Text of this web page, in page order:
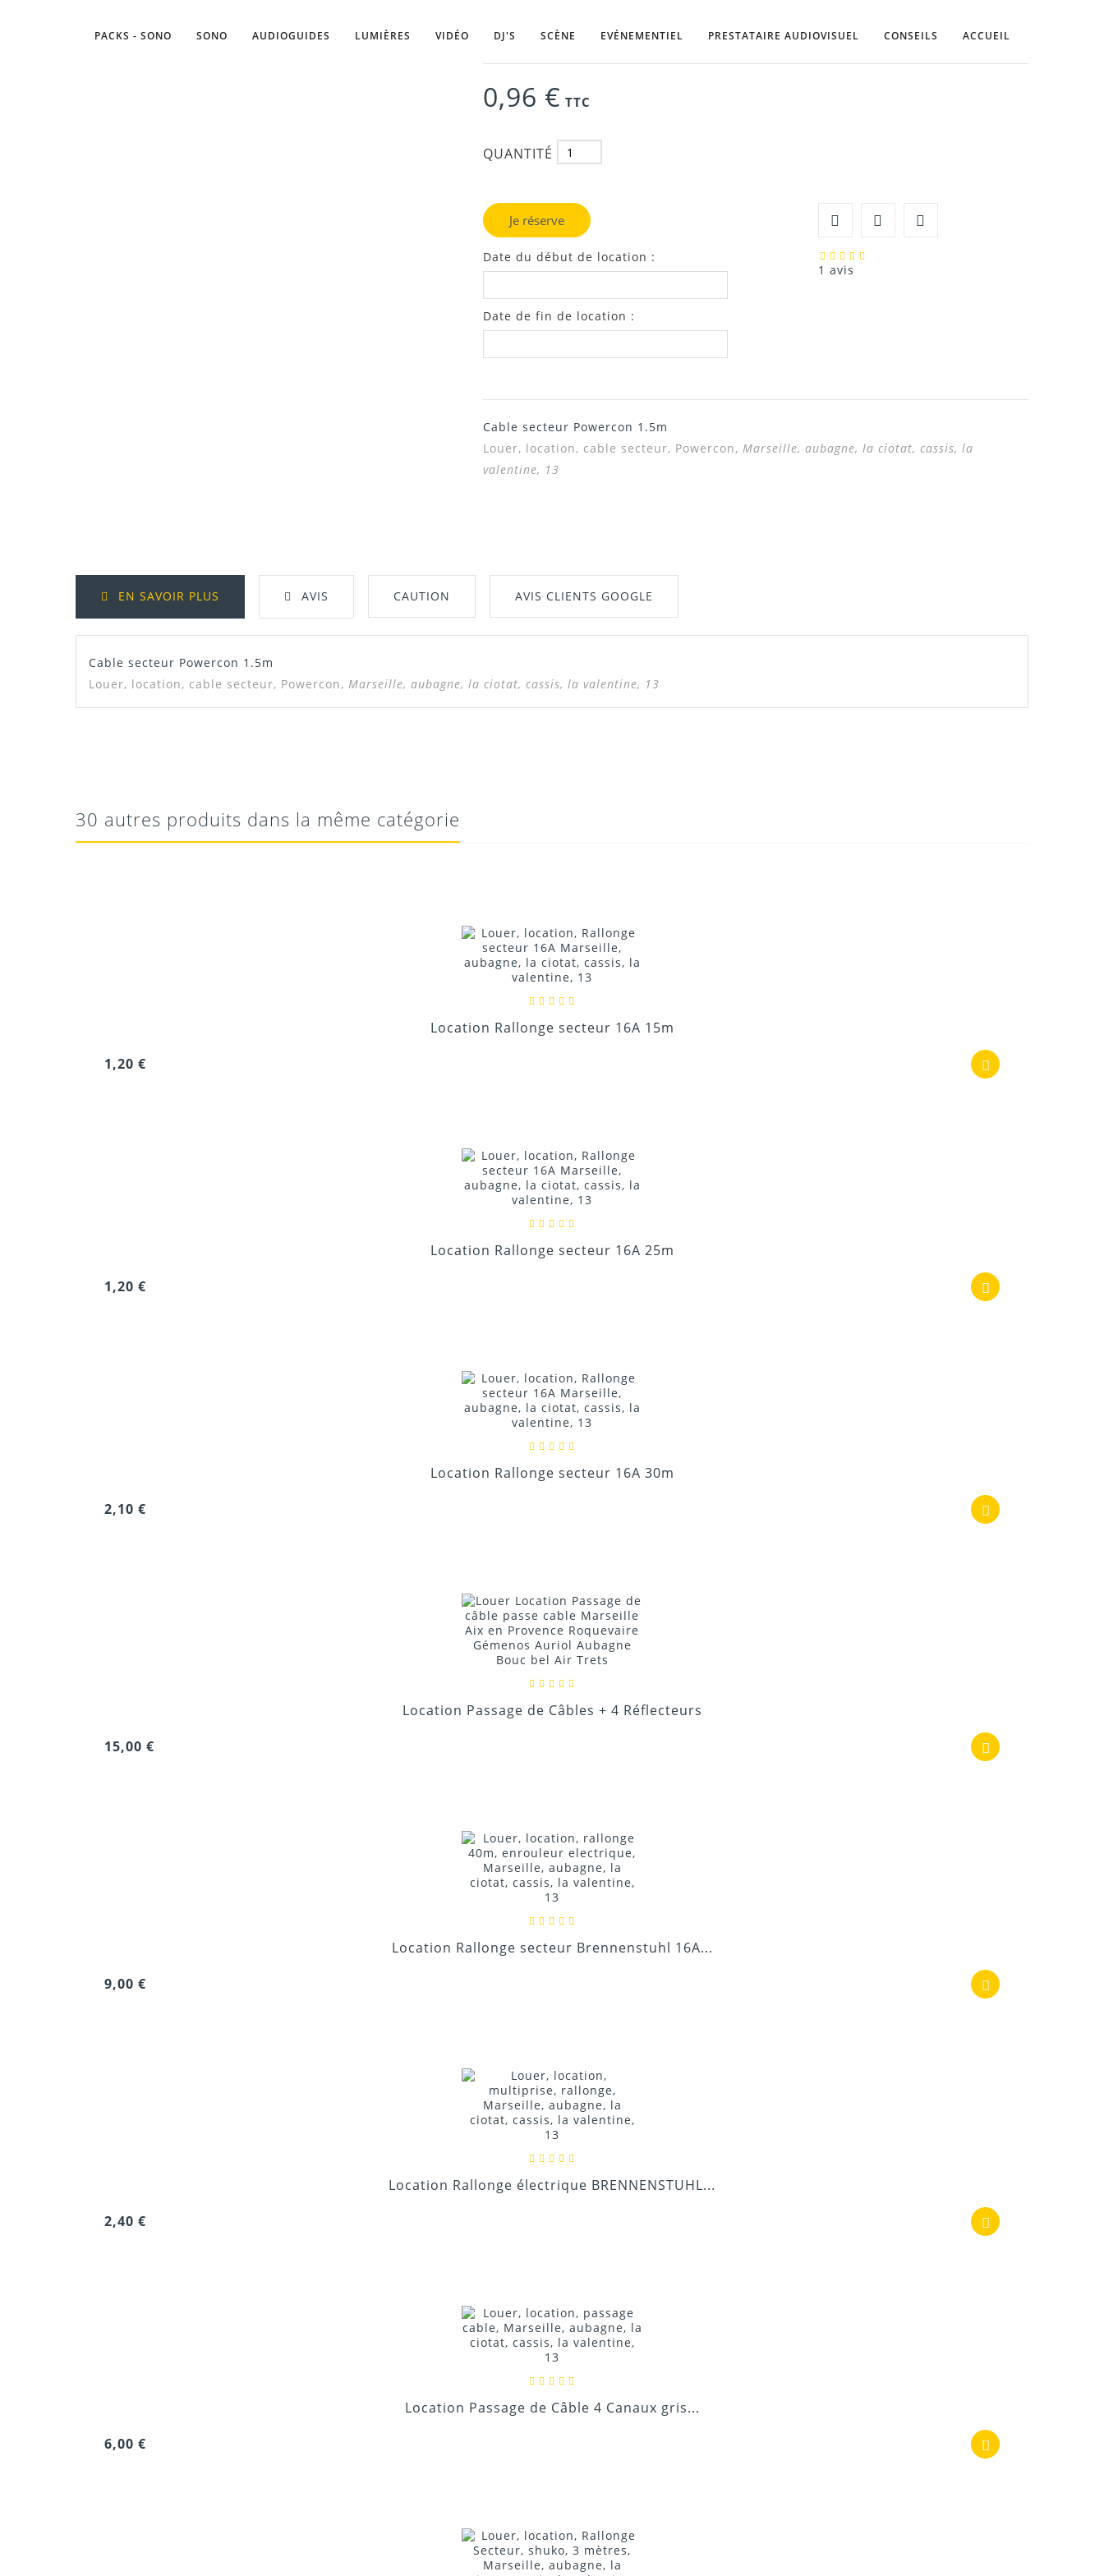
PACKS - SONO SONO AUDIOGUIDES LUMIÈRES VIDÉO DJ'S SCÈNE EVÉNEMENTIEL PRESTATAIRE AUDIOVISUEL CONSEILS ACCUEIL
valentine, 13
0,96 € TTC
QUANTITÉ
Je réserve
Date du début de location :
Date de fin de location :
1 avis
Cable secteur Powercon 1.5m
Louer, location, cable secteur, Powercon, Marseille, aubagne, la ciotat, cassis, la
valentine, 13
EN SAVOIR PLUS AVIS CAUTION AVIS CLIENTS GOOGLE
Cable secteur Powercon 1.5m
Louer, location, cable secteur, Powercon, Marseille, aubagne, la ciotat, cassis, la valentine, 13
10/08/2020
30 autres produits dans la même catégorie
Location Rallonge secteur 16A 15m
1,20 €
Location Rallonge secteur 16A 25m
1,20 €
Location Rallonge secteur 16A 30m
2,10 €
Location Passage de Câbles + 4 Réflecteurs
15,00 €
Location Rallonge secteur Brennenstuhl 16A...
9,00 €
Location Rallonge électrique BRENNENSTUHL...
2,40 €
Location Passage de Câble 4 Canaux gris...
6,00 €